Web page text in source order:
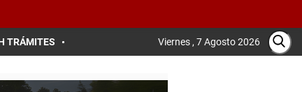
TRÁMITES Viernes , 7 Agosto 2026